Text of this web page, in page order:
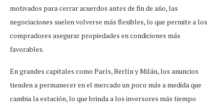
motivados para cerrar acuerdos antes de fin de año, las
negociaciones suelen volverse más flexibles, lo que permite a los
compradores asegurar propiedades en condiciones más
favorables.
En grandes capitales como París, Berlín y Milán, los anuncios
tienden a permanecer en el mercado un poco más a medida que
cambia la estación, lo que brinda a los inversores más tiempo